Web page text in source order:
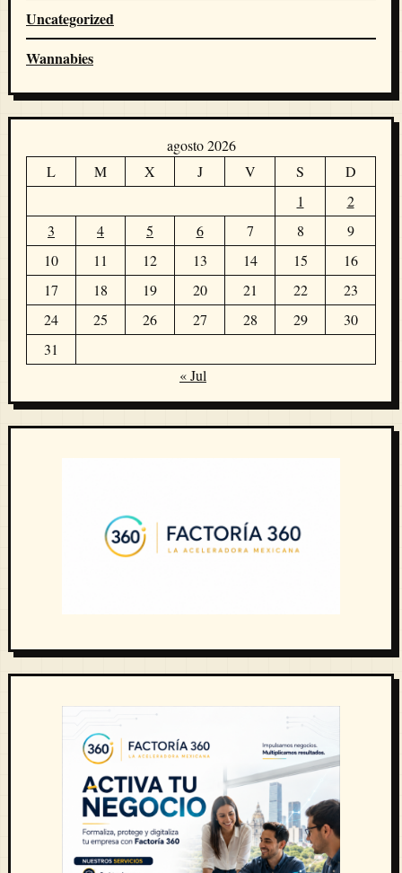
Uncategorized
Wannabies
agosto 2026
L
M X J V S
D
1
2
3
4 5 6 7 8
9
10
11 12 13 14 15
16
17
18 19 20 21 22
23
24
25 26 27 28 29
30
31
« Jul